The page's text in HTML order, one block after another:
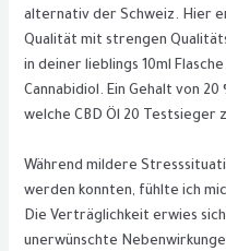
alternativ der Schweiz. Hier
Qualität mit strengen
in deiner lieblings 10ml
Cannabidiol. Ein Gehalt von
welche CBD Öl 20
Während mildere
werden konnten, fühlte ich
Die Verträglichkeit erwies
unerwünschte